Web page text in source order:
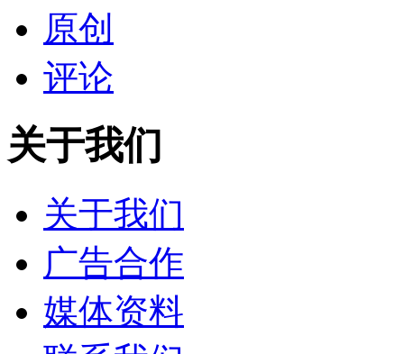
原创
评论
关于我们
关于我们
广告合作
媒体资料